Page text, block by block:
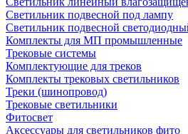
Светильник подвесной под лампу
Светильник подвесной
Комплекты для МП промышленные
Трековые системы
Комплектующие для треков
Комплекты трековых светильников
Треки (шинопровод)
Трековые светильники
Фитосвет
Аксессуары для светильников фито